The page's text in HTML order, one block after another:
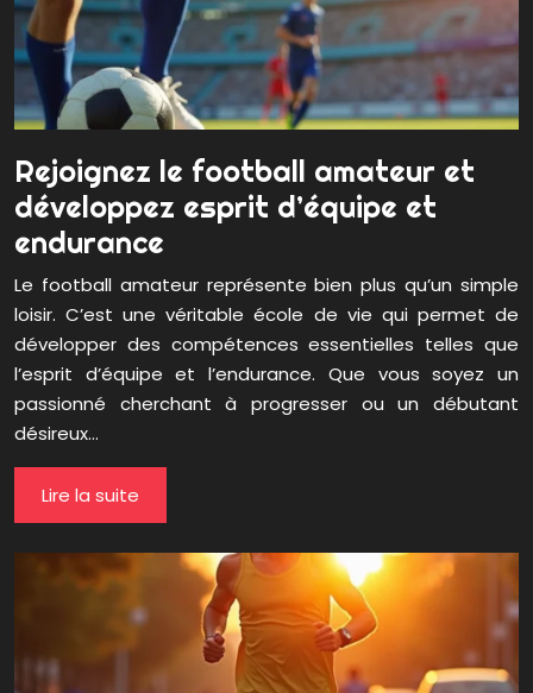
Rejoignez le football amateur et
développez esprit d’équipe et
endurance
Le football amateur représente bien plus qu’un simple
loisir. C’est une véritable école de vie qui permet de
développer des compétences essentielles telles que
l’esprit d’équipe et l’endurance. Que vous soyez un
passionné cherchant à progresser ou un débutant
désireux…
Lire la suite